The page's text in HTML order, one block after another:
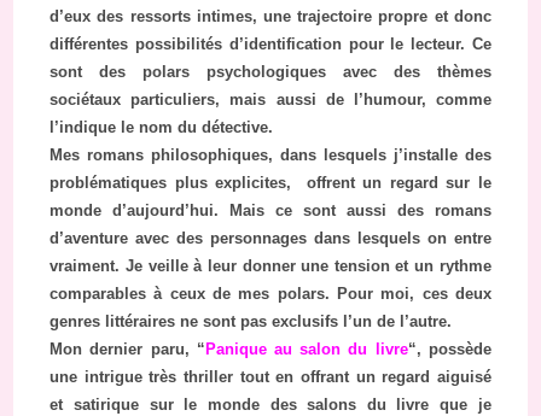
d’eux des ressorts intimes, une trajectoire propre et donc
différentes possibilités d’identification pour le lecteur. Ce
sont des polars psychologiques avec des thèmes
sociétaux particuliers, mais aussi de l’humour, comme
l’indique le nom du détective.
Mes romans philosophiques, dans lesquels j’installe des
problématiques plus explicites, offrent un regard sur le
monde d’aujourd’hui. Mais ce sont aussi des romans
d’aventure avec des personnages dans lesquels on entre
vraiment. Je veille à leur donner une tension et un rythme
comparables à ceux de mes polars. Pour moi, ces deux
genres littéraires ne sont pas exclusifs l’un de l’autre.
Mon dernier paru, “ Panique au salon du livre“, possède
une intrigue très thriller tout en offrant un regard aiguisé
et satirique sur le monde des salons du livre que je